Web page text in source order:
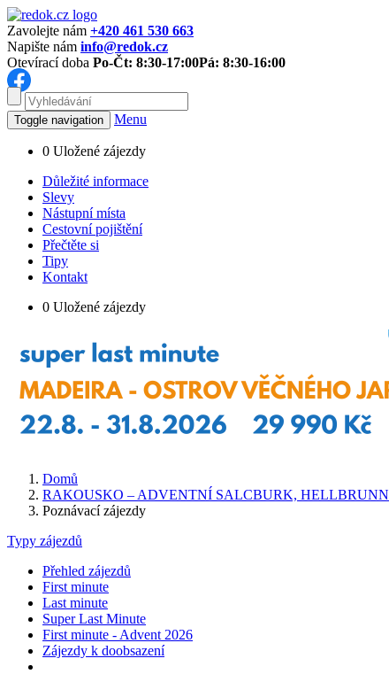
Zavolejte nám +420 461 530 663
Napište nám info@redok.cz
Otevírací doba Po-Čt: 8:30-17:00Pá: 8:30-16:00
Toggle navigation Menu
0 Uložené zájezdy
Důležité informace
Slevy
Nástupní místa
Cestovní pojištění
Přečtěte si
Tipy
Kontakt
0 Uložené zájezdy
Domů
RAKOUSKO – ADVENTNÍ SALCBURK, HELLBRUNN
Poznávací zájezdy
Typy zájezdů
Přehled zájezdů
First minute
Last minute
Super Last Minute
First minute - Advent 2026
Zájezdy k doobsazení